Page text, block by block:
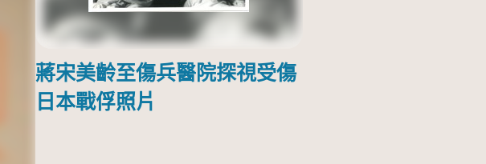
蔣宋美齡至傷兵醫院探視受傷
日本戰俘照片